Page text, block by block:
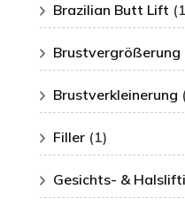
Brazilian Butt Lift
Brustvergrößerung
Brustverkleinerung
Filler (1)
Gesichts- &